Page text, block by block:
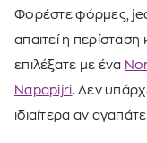
Φορέστε φόρμες,
απαιτεί η
επιλέξατε με ένα
Napapijri. Δεν
ιδιαίτερα αν